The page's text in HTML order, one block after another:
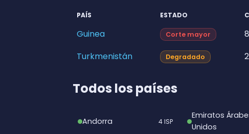
PAÍS ESTADO
Guinea Corte mayor
Turkmenistán
Degradado
Todos los países
Andorra 4 ISP
Emiratos
Unidos